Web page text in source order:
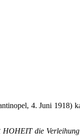
4. Juni 1918)
die Verleihung